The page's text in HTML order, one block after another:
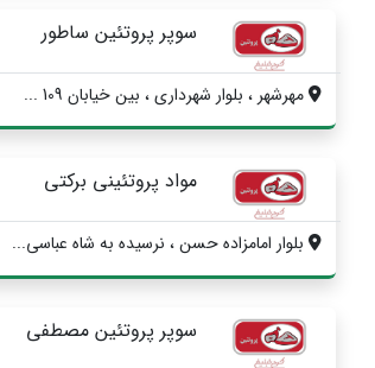
سوپر پروتئین ساطور
مهرشهر ، بلوار شهرداری ، بین خیابان 109 ...
مواد پروتئینی برکتی
بلوار امامزاده حسن ، نرسیده به شاه عباسی...
سوپر پروتئین مصطفی